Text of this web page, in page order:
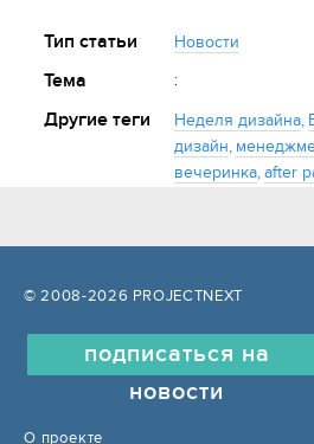
Тип статьи Новости
Тема :
Другие теги Неделя дизайна,
дизайн,
вечеринка,after
© 2008-2026 PROJECTNEXT
подписаться на
новости
О проекте